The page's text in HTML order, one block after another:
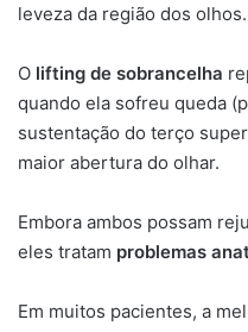
leveza da região dos olhos.
O lifting de sobrancelha
quando ela sofreu queda
sustentação do terço
maior abertura do olhar.
Embora ambos possam
eles tratam problemas
Em muitos pacientes, a